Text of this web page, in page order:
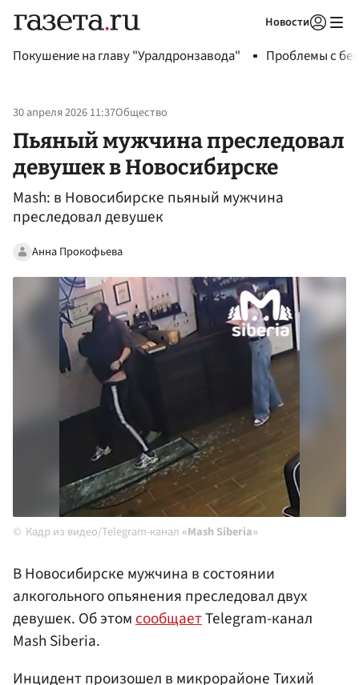
Новости
Покушение на главу "Уралдронзавода" Проблемы с
30 апреля 2026 11:37Общество
Пьяный мужчина преследовал
девушек в Новосибирске
Mash: в Новосибирске пьяный мужчина
преследовал девушек
Анна Прокофьева
Кадр из видео/Telegram-канал «Mash Siberia»
В Новосибирске мужчина в состоянии
алкогольного опьянения преследовал двух
девушек. Об этомсообщаетTelegram-канал
Mash Siberia.
Инцидент произошел в микрорайоне Тихий